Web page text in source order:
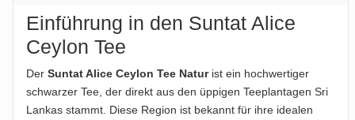
Eiweiß
übernommen. Bitte prüfen Sie die Angaben auf der jeweiligen
Produktverpackung; nur diese sind verbindlich.
AUFBEWAHRUNGSHINWEIS
Kühl und trocken lagern
HERKUNFTSLAND
Sri Lanka
Einführung in den Suntat Alice
Ceylon Tee
Der Suntat Alice Ceylon Tee Naturist ein hochwertiger
schwarzer Tee, der direkt aus den üppigen Teeplantagen Sri
Lankas stammt. Diese Region ist bekannt für ihre idealen